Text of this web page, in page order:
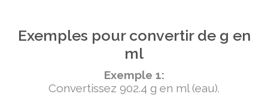
Exemples pour convertir de g en
ml
Exemple 1:
Convertissez 902.4 g en ml (eau).